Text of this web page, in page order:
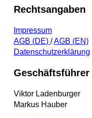
Rechtsangaben
Impressum
AGB (DE) /AGB (EN)
Datenschutzerklärung
Geschäftsführer
Viktor Ladenburger
Markus Hauber